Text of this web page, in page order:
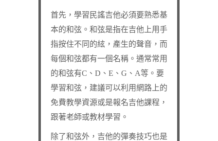
首先，學習民謠吉他必須要熟悉基
本的和弦。和弦是指在吉他上用手
指按住不同的絃，產生的聲音，而
每個和弦都有一個名稱。通常常用
的和弦有C、D、E、G、A等。要
學習和弦，建議可以利用網路上的
免費教學資源或是報名吉他課程，
跟著老師或教材學習。
除了和弦外，吉他的彈奏技巧也是